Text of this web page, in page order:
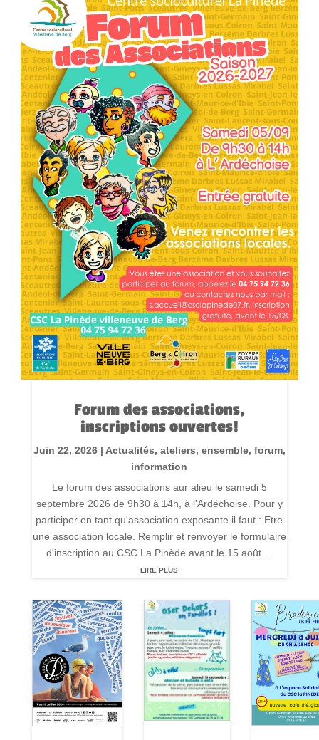
Forum des associations,
inscriptions ouvertes!
Juin 22, 2026| Actualités, ateliers, ensemble, forum,
information
Le forum des associations aur alieu le samedi 5
septembre 2026 de 9h30 à 14h, à l'Ardéchoise. Pour y
participer en tant qu'association exposante il faut : Etre
une association locale. Remplir et renvoyer le formulaire
d'inscription au CSC La Pinède avant le 15 août....
LIRE PLUS